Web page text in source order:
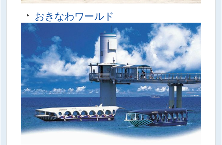
おきなわワールド